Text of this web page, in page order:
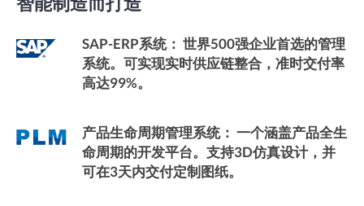
SAP-ERP系统： 世界500强企业首选的管理
系统。可实现实时供应链整合，准时交付率
高达99%。
产品生命周期管理系统： 一个涵盖产品全生
命周期的开发平台。支持3D仿真设计，并
可在3天内交付定制图纸。